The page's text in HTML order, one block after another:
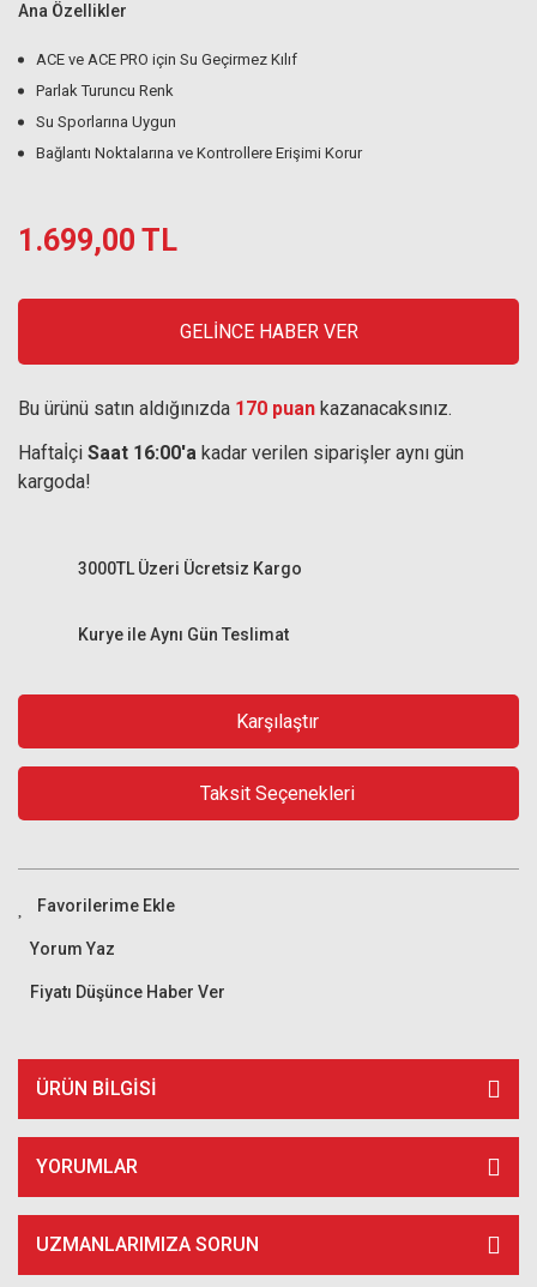
Ana Özellikler
ACE ve ACE PRO için Su Geçirmez Kılıf
Parlak Turuncu Renk
Su Sporlarına Uygun
Bağlantı Noktalarına ve Kontrollere Erişimi Korur
1.699,00 TL
GELİNCE HABER VER
Bu ürünü satın aldığınızda 170 puan kazanacaksınız.
Haftaİçi Saat 16:00'a kadar verilen siparişler aynı gün
kargoda!
Kurye ile Aynı Gün Teslimat
3000TL Üzeri Ücretsiz Kargo
Karşılaştır
Taksit Seçenekleri
Yorum Yaz
Fiyatı Düşünce Haber Ver
ÜRÜN BILGISI
YORUMLAR
UZMANLARIMIZA SORUN